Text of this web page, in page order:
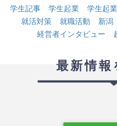
学生記事
学生起業 学生起
就活対策
就職活動 新潟
経営者インタビュー
最新情報